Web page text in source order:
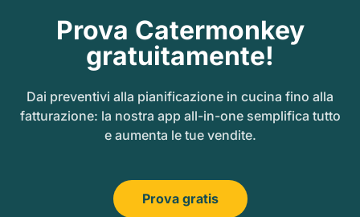
Prova Catermonkey
gratuitamente!
Dai preventivi alla pianificazione in cucina fino alla
fatturazione: la nostra app all-in-one semplifica tutto
e aumenta le tue vendite.
Prova gratis